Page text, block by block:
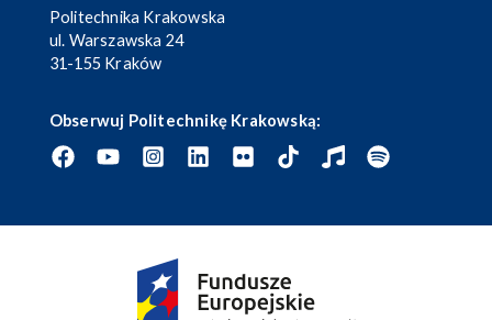
Politechnika Krakowska
ul. Warszawska 24
31-155 Kraków
Obserwuj Politechnikę Krakowską: